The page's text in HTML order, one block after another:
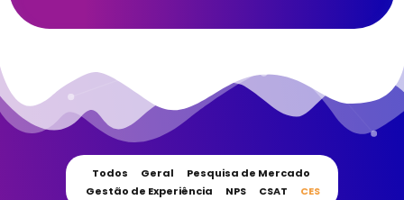
Todos Geral
Pesquisa de Mercado
Gestão de Experiência
NPS CSAT CES